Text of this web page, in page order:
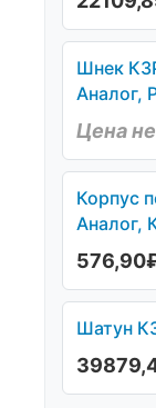
Шнек
Аналог,
Цена
Корпус
Аналог,
576,90
Шатун